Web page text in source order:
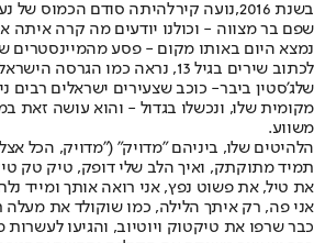
בשנת 2016, נועה קירלהיתה סודם הכמוס של
נמצא היום באותו מקום - פסע מהמיינסטרים
לכתוב שירים בגיל 13, נראה כמו
שלג'סטין ביבר- כוכב שצעירים ישראלים רבים
מקומית שלו, ונכשלו בגדול - והוא עושה זאת
משווע.
הלהיטים שלו, ביניהם "מדויק" ("מדויק, הכל
תמיד מתוקתק, ואיך הלב שלי דופק, טיק טק
את טיל, את פשוט נפץ, אני רואה אותך ומייד
אני פה, רק איתך הלילה, כמו שוקולד את
כבר שרפו את טיקטוק ויוטיוב, והגיעו לעשרות